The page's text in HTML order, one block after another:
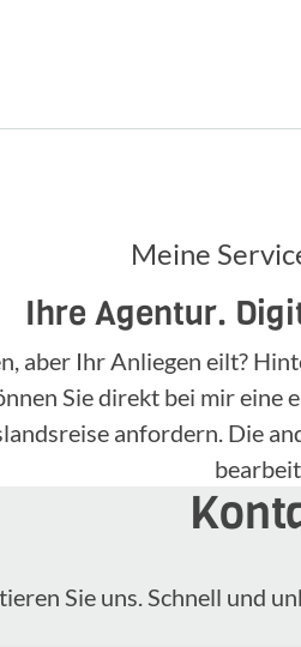
Meine
Ihre Agentur.
aber Ihr Anliegen eilt?
Sie direkt bei mir
anfordern. Die
Sie uns. Schnell und